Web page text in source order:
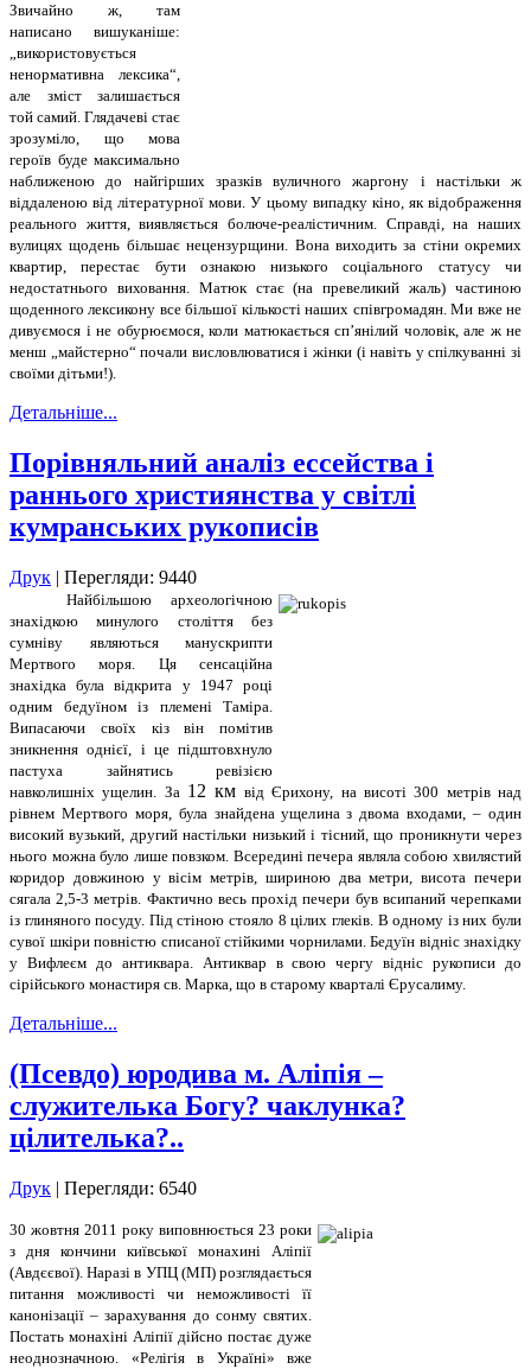
Звичайно ж, там
написано вишуканіше:
„використовується
ненормативна лексика“,
але зміст залишається
той самий. Глядачеві стає
зрозуміло, що мова
героїв буде максимально
наближеною до найгірших зразків вуличного жаргону і настільки ж
віддаленою від літературної мови. У цьому випадку кіно, як відображення
реального життя, виявляється болюче-реалістичним. Справді, на наших
вулицях щодень більшає нецензурщини. Вона виходить за стіни окремих
квартир, перестає бути ознакою низького соціального статусу чи
недостатнього виховання. Матюк стає (на превеликий жаль) частиною
щоденного лексикону все більшої кількості наших співгромадян. Ми вже не
дивуємося і не обурюємося, коли матюкається сп’янілий чоловік, але ж не
менш „майстерно“ почали висловлюватися і жінки (і навіть у спілкуванні зі
своїми дітьми!).
Детальніше...
Порівняльний аналіз ессейства і
раннього християнства у світлі
кумранських рукописів
Друк | Перегляди: 9440
Найбільшою археологічною
знахідкою минулого століття без
сумніву являються манускрипти
Мертвого моря. Ця сенсаційна
знахідка була відкрита у 1947 році
одним бедуїном із племені Таміра.
Випасаючи своїх кіз він помітив
зникнення однієї, і це підштовхнуло
пастуха зайнятись ревізією
навколишніх ущелин. За 12 км від Єрихону, на висоті 300 метрів над
рівнем Мертвого моря, була знайдена ущелина з двома входами, – один
високий вузький, другий настільки низький і тісний, що проникнути через
нього можна було лише повзком. Всередині печера являла собою хвилястий
коридор довжиною у вісім метрів, шириною два метри, висота печери
сягала 2,5-3 метрів. Фактично весь прохід печери був всипаний черепками
із глиняного посуду. Під стіною стояло 8 цілих глеків. В одному із них були
сувої шкіри повністю списаної стійкими чорнилами. Бедуїн відніс знахідку
у Вифлеєм до антиквара. Антиквар в свою чергу відніс рукописи до
сірійського монастиря св. Марка, що в старому кварталі Єрусалиму.
Детальніше...
(Псевдо) юродива м. Аліпія –
служителька Богу? чаклунка?
цілителька?..
Друк | Перегляди: 6540
30 жовтня 2011 року виповнюється 23 роки
з дня кончини київської монахині Аліпії
(Авдєєвої). Наразі в УПЦ (МП) розглядається
питання можливості чи неможливості її
канонізації – зарахування до сонму святих.
Постать монахіні Аліпії дійсно постає дуже
неоднозначною. «Релігія в Україні» вже